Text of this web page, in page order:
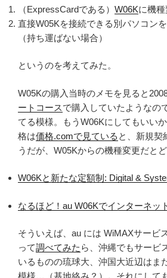
（ExpressCardである） W06Kに機
直接W05Kを接続できる別パソコン
（持ち運ばない場合）
というのを考えてみた。
W05Kの購入当時のメモを見ると
ートコースで購入していたようなの
てる模様。もうW06Kにしてもいい
格は価格.comで見ている と、新規契
うだが、W05Kからの機種変更だと
W06Kと新たな定額制: Digital &
なるほど！au W06Kでインターネッ
そういえば、au には WiMAXサービ
って調べてみた ら、沖縄でもサービ
いるものの琉球大、沖国大近辺はま
模様…（基地絡み？）。それにして